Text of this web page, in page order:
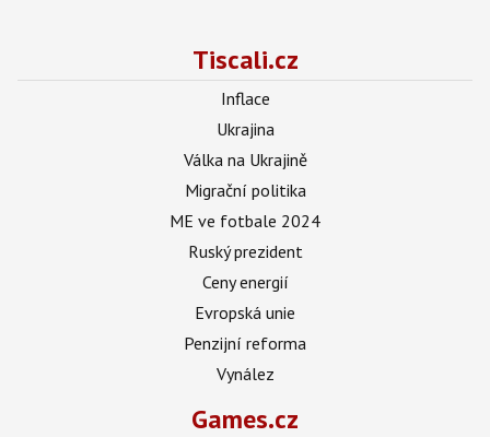
Tiscali.cz
Inflace
Ukrajina
Válka na Ukrajině
Migrační politika
ME ve fotbale 2024
Ruský prezident
Ceny energií
Evropská unie
Penzijní reforma
Vynález
Games.cz